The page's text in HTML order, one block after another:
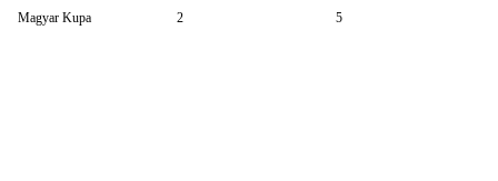
Magyar Kupa
2 5